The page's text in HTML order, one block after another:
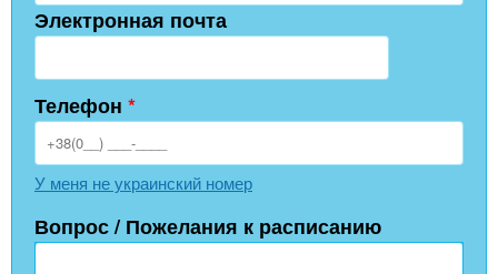
Электронная почта
Телефон *
У меня не украинский номер
Вопрос / Пожелания к расписанию